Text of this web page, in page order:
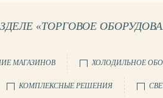
«ТОРГОВОЕ
МАГАЗИНОВ ХОЛОДИЛЬНОЕ
КОМПЛЕКСНЫЕ РЕШЕНИЯ